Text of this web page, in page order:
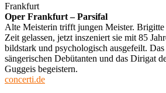
Frankfurt
Oper Frankfurt – Parsifal
Alte Meisterin trifft jungen Meister. Brigitte
Zeit gelassen, jetzt inszeniert sie mit 85
bildstark und psychologisch ausgefeilt.
sängerischen Debütanten und das Dirigat
Guggeis begeistern.
concerti.de